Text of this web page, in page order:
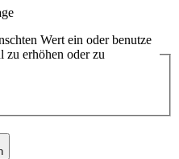
Wert ein oder benutze
zu erhöhen oder zu